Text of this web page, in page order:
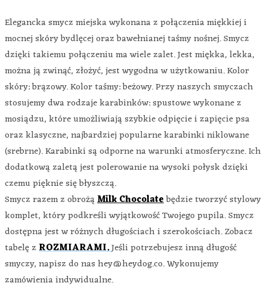
Elegancka smycz miejska wykonana z połączenia miękkiej i
mocnej skóry bydlęcej oraz bawełnianej taśmy nośnej. Smycz
dzięki takiemu połączeniu ma wiele zalet. Jest miękka, lekka,
można ją zwinąć, złożyć, jest wygodna w użytkowaniu. Kolor
skóry: brązowy. Kolor taśmy: beżowy. Przy naszych smyczach
stosujemy dwa rodzaje karabinków: spustowe wykonane z
mosiądzu, które umożliwiają szybkie odpięcie i zapięcie psa
oraz klasyczne, najbardziej popularne karabinki niklowane
(srebrne). Karabinki są odporne na warunki atmosferyczne. Ich
dodatkową zaletą jest polerowanie na wysoki połysk dzięki
czemu pięknie się błyszczą.
Smycz razem z obrożąMilk Chocolatebędzie tworzyć stylowy
komplet, który podkreśli wyjątkowość Twojego pupila. Smycz
dostępna jest w różnych długościach i szerokościach. Zobacz
tabelę zROZMIARAMI.Jeśli potrzebujesz inną długość
smyczy, napisz do nas hey@heydog.co. Wykonujemy
zamówienia indywidualne.